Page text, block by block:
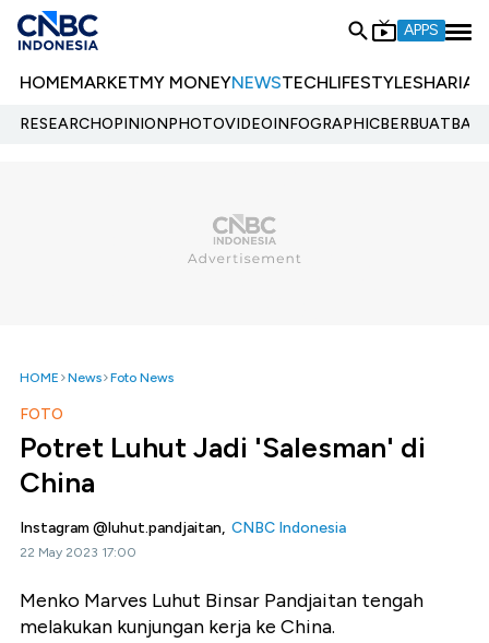
APPS
HOMEMARKETMY MONEYNEWSTECHLIFESTYLESHARIA
RESEARCHOPINIONPHOTOVIDEOINFOGRAPHIC
HOME News Foto News
FOTO
Potret Luhut Jadi 'Salesman' di
China
Instagram @luhut.pandjaitan, CNBC Indonesia
22 May 2023 17:00
Menko Marves Luhut Binsar Pandjaitan tengah
melakukan kunjungan kerja ke China.